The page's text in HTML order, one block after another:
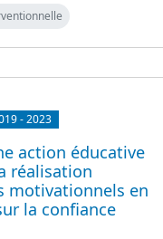
-2023
action éducative
réalisation
motivationnels en
la confiance